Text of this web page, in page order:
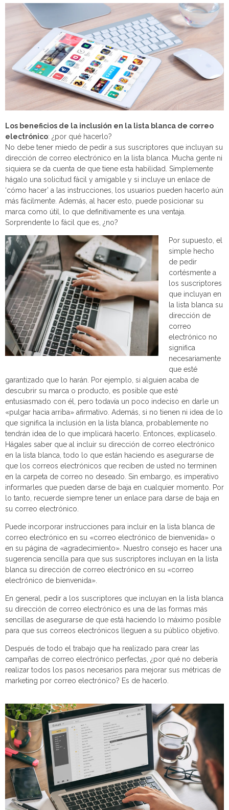
Los beneficios de la inclusión en la lista blanca de correo
electrónico: ¿por qué hacerlo?
No debe tener miedo de pedir a sus suscriptores que incluyan su
dirección de correo electrónico en la lista blanca. Mucha gente ni
siquiera se da cuenta de que tiene esta habilidad. Simplemente
hágalo una solicitud fácil y amigable y si incluye un enlace de
‘cómo hacer’ a las instrucciones, los usuarios pueden hacerlo aún
más fácilmente. Además, al hacer esto, puede posicionar su
marca como útil, lo que definitivamente es una ventaja.
Sorprendente lo fácil que es, ¿no?
Por supuesto, el
simple hecho
de pedir
cortésmente a
los suscriptores
que incluyan en
la lista blanca su
dirección de
correo
electrónico no
significa
necesariamente
que esté
garantizado que lo harán. Por ejemplo, si alguien acaba de
descubrir su marca o producto, es posible que esté
entusiasmado con él, pero todavía un poco indeciso en darle un
«pulgar hacia arriba» afirmativo. Además, si no tienen ni idea de lo
que significa la inclusión en la lista blanca, probablemente no
tendrán idea de lo que implicará hacerlo. Entonces, explícaselo.
Hágales saber que al incluir su dirección de correo electrónico
en la lista blanca, todo lo que están haciendo es asegurarse de
que los correos electrónicos que reciben de usted no terminen
en la carpeta de correo no deseado. Sin embargo, es imperativo
informarles que pueden darse de baja en cualquier momento. Por
lo tanto, recuerde siempre tener un enlace para darse de baja en
su correo electrónico.
Puede incorporar instrucciones para incluir en la lista blanca de
correo electrónico en su «correo electrónico de bienvenida» o
en su página de «agradecimiento». Nuestro consejo es hacer una
sugerencia sencilla para que sus suscriptores incluyan en la lista
blanca su dirección de correo electrónico en su «correo
electrónico de bienvenida».
En general, pedir a los suscriptores que incluyan en la lista blanca
su dirección de correo electrónico es una de las formas más
sencillas de asegurarse de que está haciendo lo máximo posible
para que sus correos electrónicos lleguen a su público objetivo.
Después de todo el trabajo que ha realizado para crear las
campañas de correo electrónico perfectas, ¿por qué no debería
realizar todos los pasos necesarios para mejorar sus métricas de
marketing por correo electrónico? Es de hacerlo.